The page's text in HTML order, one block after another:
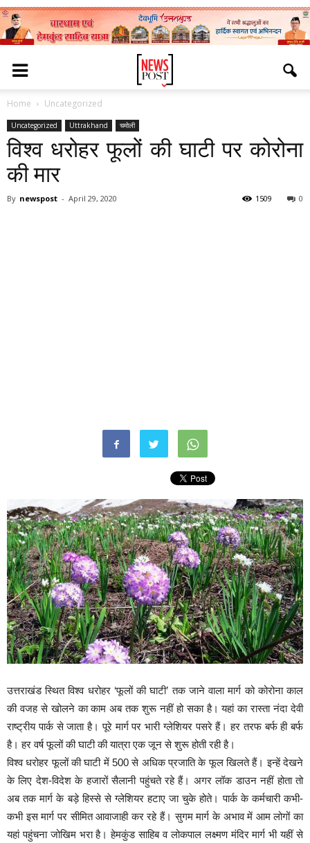
Home Uncategorized
Uncategorized Uttrakhand चमोली
विश्व धरोहर फूलों की घाटी पर कोरोना
की मार
By newspost - April 29, 2020 0
1509
उत्तराखंड स्थित विश्व धरोहर ‘फूलों की घाटी’ तक जाने वाला मार्ग को कोरोना काल
की वजह से खोलने का काम अब तक शुरू नहीं हो सका है। यहां का रास्ता नंदा देवी
राष्ट्रीय पार्क से जाता है। पूरे मार्ग पर भारी ग्लेशियर पसरे हैं। हर तरफ बर्फ ही बर्फ
है। हर वर्ष फूलों की घाटी की यात्रा एक जून से शुरू होती रही है।
विश्व धरोहर फूलों की घाटी में 500 से अधिक प्रजाति के फूल खिलते हैं। इन्हें देखने
के लिए देश-विदेश के हजारों सैलानी पहुंचते रहे हैं। अगर लॉक डाउन नहीं होता तो
अब तक मार्ग के बड़े हिस्से से ग्लेशियर हटाए जा चुके होते। पार्क के कर्मचारी कभी-
कभी इस मार्ग पर सीमित आवाजाही कर रहे हैं। सुगम मार्ग के अभाव में आम लोगों का
यहां पहुंचना जोखिम भरा है। हेमकुंड साहिब व लोकपाल लक्ष्मण मंदिर मार्ग भी यहीं से